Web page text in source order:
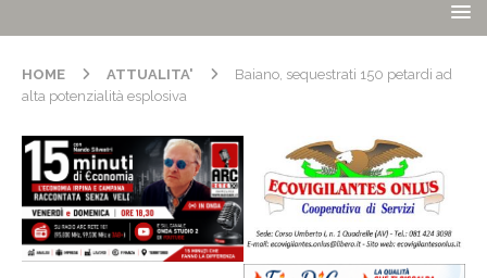
HOME ATTUALITA'
Baiano, sequestrati 150 petardi ad
alta potenzialità esplosiva